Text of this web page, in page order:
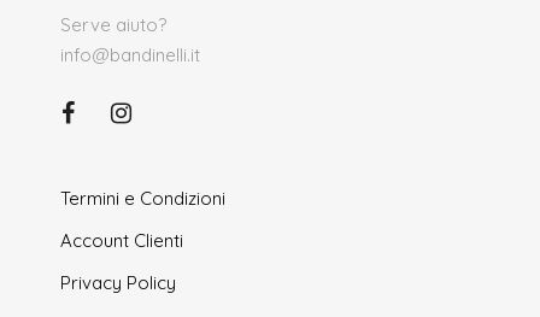
Serve aiuto?
info@bandinelli.it
Termini e Condizioni
Account Clienti
Privacy Policy